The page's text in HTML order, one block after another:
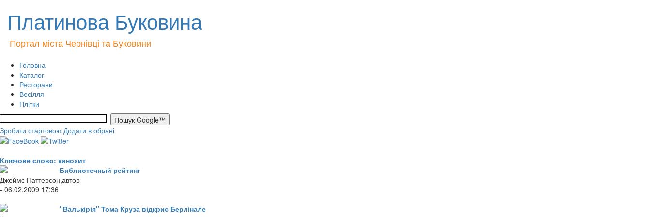
Платинова Буковина
Портал міста Чернівці та Буковини
Головна
Каталог
Ресторани
Весілля
Плітки
Зробити стартовою Додати в обрані
Ключове слово: кинохит
Библиотечный рейтинг
Джеймс Паттерсон,автор
- 06.02.2009 17:36
"Валькірія" Тома Круза відкриє Берлінале